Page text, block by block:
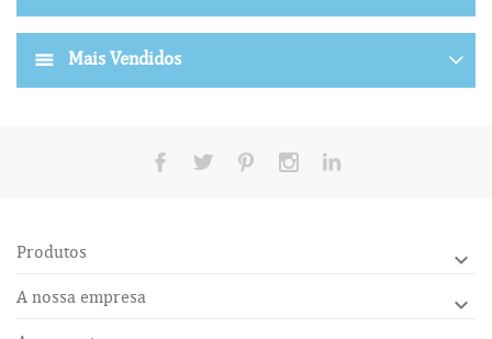
Mais Vendidos
Produtos 
A nossa empresa 